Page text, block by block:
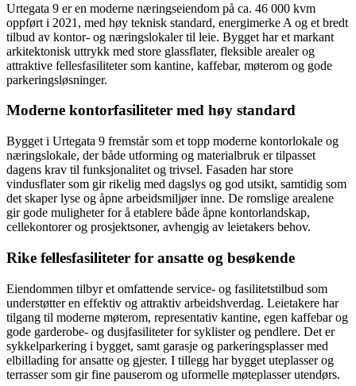
Urtegata 9 er en moderne næringseiendom på ca. 46 000 kvm
oppført i 2021, med høy teknisk standard, energimerke A og et bredt
tilbud av kontor- og næringslokaler til leie. Bygget har et markant
arkitektonisk uttrykk med store glassflater, fleksible arealer og
attraktive fellesfasiliteter som kantine, kaffebar, møterom og gode
parkeringsløsninger.
Moderne kontorfasiliteter med høy standard
Bygget i Urtegata 9 fremstår som et topp moderne kontorlokale og
næringslokale, der både utforming og materialbruk er tilpasset
dagens krav til funksjonalitet og trivsel. Fasaden har store
vindusflater som gir rikelig med dagslys og god utsikt, samtidig som
det skaper lyse og åpne arbeidsmiljøer inne. De romslige arealene
gir gode muligheter for å etablere både åpne kontorlandskap,
cellekontorer og prosjektsoner, avhengig av leietakers behov.
Rike fellesfasiliteter for ansatte og besøkende
Eiendommen tilbyr et omfattende service- og fasilitetstilbud som
understøtter en effektiv og attraktiv arbeidshverdag. Leietakere har
tilgang til moderne møterom, representativ kantine, egen kaffebar og
gode garderobe- og dusjfasiliteter for syklister og pendlere. Det er
sykkelparkering i bygget, samt garasje og parkeringsplasser med
elbillading for ansatte og gjester. I tillegg har bygget uteplasser og
terrasser som gir fine pauserom og uformelle møteplasser utendørs.